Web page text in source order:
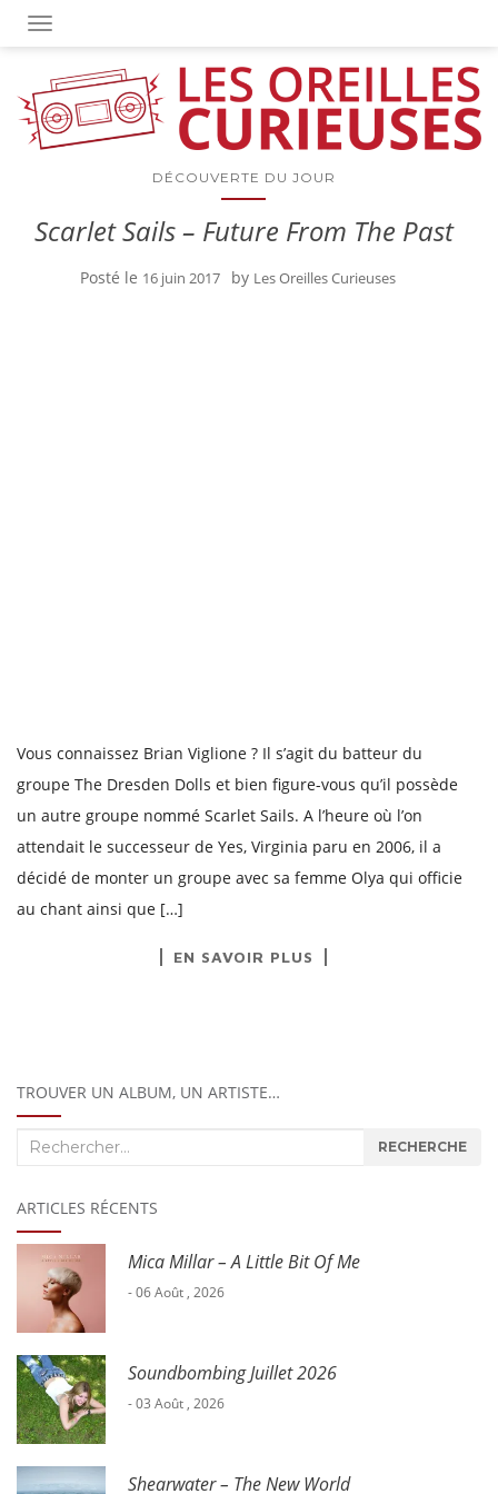
OUVRIR/FERMER LA NAVIGATION
DÉCOUVERTE DU JOUR
Scarlet Sails – Future From The Past
Posté le 16 juin 2017 by Les Oreilles Curieuses
Vous connaissez Brian Viglione ? Il s’agit du batteur du
groupe The Dresden Dolls et bien figure-vous qu’il possède
un autre groupe nommé Scarlet Sails. A l’heure où l’on
attendait le successeur de Yes, Virginia paru en 2006, il a
décidé de monter un groupe avec sa femme Olya qui officie
au chant ainsi que […]
EN SAVOIR PLUS
TROUVER UN ALBUM, UN ARTISTE…
Recherche
RECHERCHE
ARTICLES RÉCENTS
Mica Millar – A Little Bit Of Me
- 06 Août , 2026
Soundbombing Juillet 2026
- 03 Août , 2026
Shearwater – The New World